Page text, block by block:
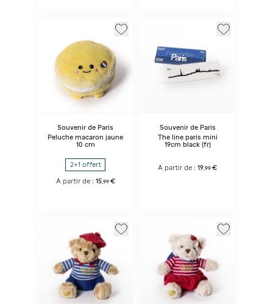
Souvenir de Paris
Peluche macaron jaune
10 cm
2+1 offert
A partir de : 15, 99 €
Souvenir de Paris
The line paris mini
19cm black (fr)
A partir de :19,99 €